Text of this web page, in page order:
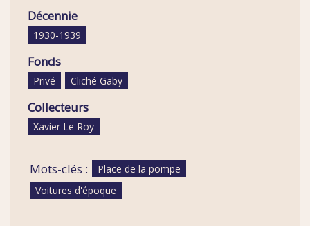
Décennie
1930-1939
Fonds
Privé Cliché Gaby
Collecteurs
Xavier Le Roy
Mots-clés :
Place de la pompe
Voitures d'époque